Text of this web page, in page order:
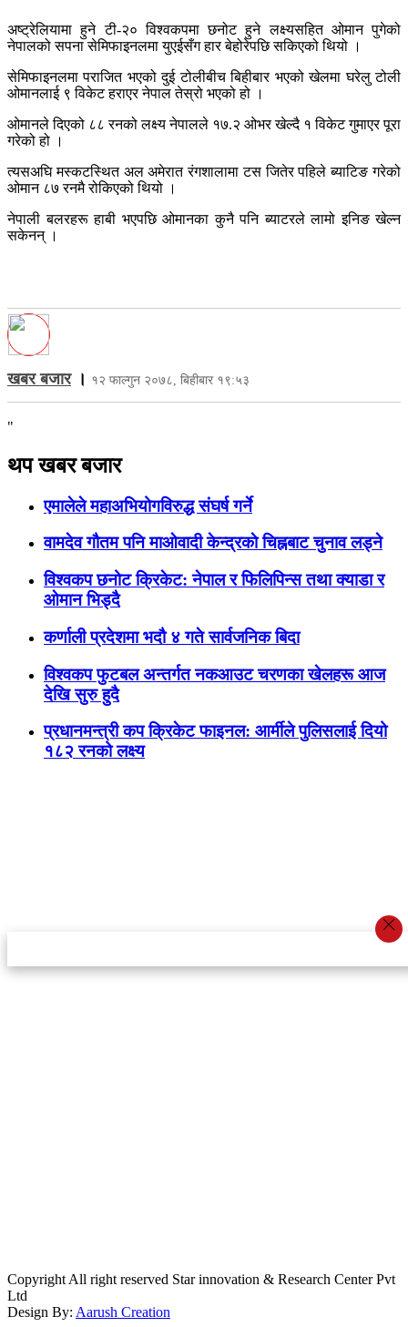
अष्ट्रेलियामा हुने टी-२० विश्वकपमा छनोट हुने लक्ष्यसहित ओमान पुगेको
नेपालको सपना सेमिफाइनलमा युएईसँग हार बेहोरेपछि सकिएको थियो ।
सेमिफाइनलमा पराजित भएको दुई टोलीबीच बिहीबार भएको खेलमा घरेलु टोली
ओमानलाई ९ विकेट हराएर नेपाल तेस्रो भएको हो ।
ओमानले दिएको ८८ रनको लक्ष्य नेपालले १७.२ ओभर खेल्दै १ विकेट गुमाएर पूरा
गरेको हो ।
त्यसअघि मस्कटस्थित अल अमेरात रंगशालामा टस जितेर पहिले ब्याटिङ गरेको
ओमान ८७ रनमै रोकिएको थियो ।
नेपाली बलरहरू हाबी भएपछि ओमानका कुनै पनि ब्याटरले लामो इनिङ खेल्न
सकेनन् ।
खबर बजार। १२ फाल्गुन २०७८, बिहीबार १९:५३
"
थप खबर बजार
एमालेले महाअभियोगविरुद्ध संघर्ष गर्ने
वामदेव गौतम पनि माओवादी केन्द्रकाे चिह्नबाट चुनाव लड्ने
विश्वकप छनोट क्रिकेट: नेपाल र फिलिपिन्स तथा क्याडा र
ओमान भिड्दै
कर्णाली प्रदेशमा भदौ ४ गते सार्वजनिक बिदा
विश्वकप फुटबल अन्तर्गत नकआउट चरणका खेलहरू आज
देखि सुरु हुदै
प्रधानमन्त्री कप क्रिकेट फाइनल: आर्मीले पुलिसलाई दियो
१८२ रनको लक्ष्य
Copyright All right reserved Star innovation & Research Center Pvt
Ltd
Design By: Aarush Creation